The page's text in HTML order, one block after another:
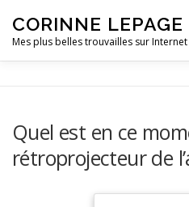
CORINNE LEPAGE
Mes plus belles trouvailles sur Internet
PETITE ENFANCE
Quel est en ce
rétroprojecteur de